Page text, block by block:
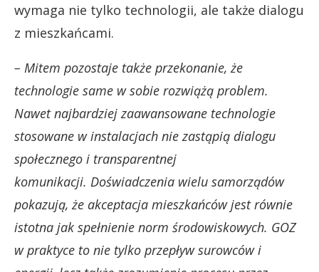
wymaga nie tylko technologii, ale także dialogu
z mieszkańcami.
– Mitem pozostaje także przekonanie, że
technologie same w sobie rozwiążą problem.
Nawet najbardziej zaawansowane technologie
stosowane w instalacjach nie zastąpią dialogu
społecznego i transparentnej
komunikacji. Doświadczenia wielu samorządów
pokazują, że akceptacja mieszkańców jest równie
istotna jak spełnienie norm środowiskowych. GOZ
w praktyce to nie tylko przepływ surowców i